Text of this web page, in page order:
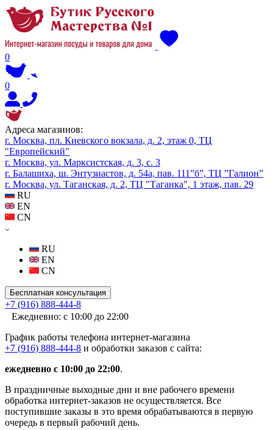
0
0
Адреса магазинов:
г. Москва, пл. Киевского вокзала, д. 2, этаж 0, ТЦ
"Европейский"
г. Москва, ул. Марксистская, д. 3, с. 3
г. Балашиха, ш. Энтузиастов, д. 54а, пав. 111”б”, ТЦ ”Галион”
г. Москва, ул. Таганская, д. 2, ТЦ "Таганка", 1 этаж, пав. 29
RU
EN
CN
RU
EN
CN
Бесплатная консультация
+7 (916) 888-444-8
Ежедневно: с 10:00 до 22:00
График работы телефона интернет-магазина
+7 (916) 888-444-8 и обработки заказов с сайта:
ежедневно с 10:00 до 22:00.
В праздничные выходные дни и вне рабочего времени
обработка интернет-заказов не осуществляется. Все
поступившие заказы в это время обрабатываются в первую
очередь в первый рабочий день.